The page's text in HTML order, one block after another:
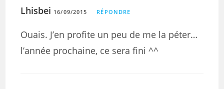
Lhisbei 16/09/2015 RÉPONDRE
Ouais. J’en profite un peu de me la péter…
l’année prochaine, ce sera fini ^^